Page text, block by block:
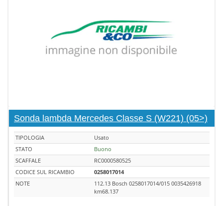
Sonda lambda Mercedes Classe S (W221) (05>)
TIPOLOGIA
Usato
STATO
Buono
SCAFFALE
RC0000580525
CODICE SUL RICAMBIO
0258017014
NOTE
112.13 Bosch 0258017014/015 0035426918
km68.137